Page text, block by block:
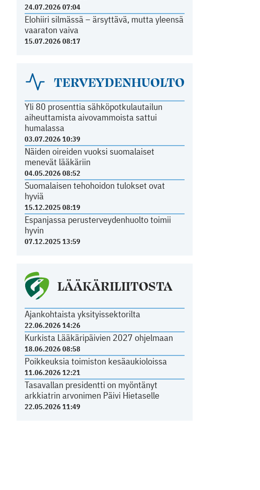
24.07.2026 07:04
Elohiiri silmässä – ärsyttävä, mutta yleensä
vaaraton vaiva
15.07.2026 08:17
TERVEYDENHUOLTO
Yli 80 prosenttia sähköpotkulautailun
aiheuttamista aivovammoista sattui
humalassa
03.07.2026 10:39
Näiden oireiden vuoksi suomalaiset
menevät lääkäriin
04.05.2026 08:52
Suomalaisen tehohoidon tulokset ovat
hyviä
15.12.2025 08:19
Espanjassa perusterveydenhuolto toimii
hyvin
07.12.2025 13:59
LÄÄKÄRILIITOSTA
Ajankohtaista yksityissektorilta
22.06.2026 14:26
Kurkista Lääkäripäivien 2027 ohjelmaan
18.06.2026 08:58
Poikkeuksia toimiston kesäaukioloissa
11.06.2026 12:21
Tasavallan presidentti on myöntänyt
arkkiatrin arvonimen Päivi Hietaselle
22.05.2026 11:49